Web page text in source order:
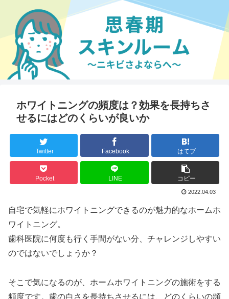
ホワイトニングの頻度は？効果を長持ちさ
せるにはどのくらいが良いか
Twitter Facebook はてブ
Pocket LINE コピー
2022.04.03
自宅で気軽にホワイトニングできるのが魅力的なホームホ
ワイトニング。
歯科医院に何度も行く手間がない分、チャレンジしやすい
のではないでしょうか？
そこで気になるのが、ホームホワイトニングの施術をする
頻度です。歯の白さを長持ちさせるには、どのくらいの頻